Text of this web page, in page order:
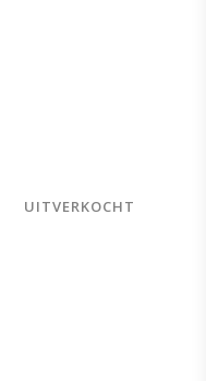
UITVERKOCHT